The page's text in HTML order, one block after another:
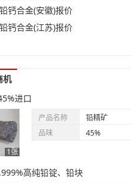
钙合金(安徽)报价
钙合金(江苏)报价
机
进口
1张
产品名称 铅精矿
品味
45%
高纯铅锭、铅块